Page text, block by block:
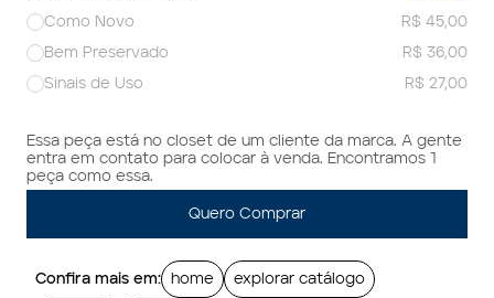
Como Novo
R$ 45,00
Bem Preservado
R$ 36,00
Sinais de Uso
R$ 27,00
Essa peça está no closet de um cliente da marca. A gente
entra em contato para colocar à venda. Encontramos 1
peça como essa.
Quero Comprar
Confira mais em: home explorar catálogo